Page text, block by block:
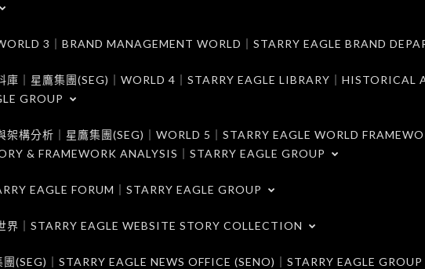
3｜BRAND MANAGEMENT WORLD｜STARRY EAGLE BRAND
庫｜星鷹集團(SEG)｜WORLD 4｜STARRY EAGLE LIBRARY｜HISTORICAL
GROUP
架構分析｜星鷹集團(SEG)｜WORLD 5｜STARRY EAGLE WORLD
& FRAMEWORK ANALYSIS｜STARRY EAGLE GROUP
EAGLE FORUM｜STARRY EAGLE GROUP
界｜STARRY EAGLE WEBSITE STORY COLLECTION
(SEG)｜STARRY EAGLE NEWS OFFICE (SENO)｜STARRY EAGLE GROUP